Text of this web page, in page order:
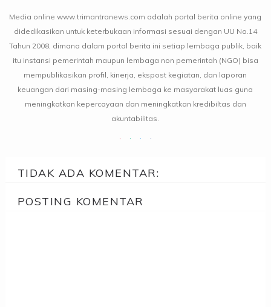
Media online www.trimantranews.com adalah portal berita online yang
didedikasikan untuk keterbukaan informasi sesuai dengan UU No.14
Tahun 2008, dimana dalam portal berita ini setiap lembaga publik, baik
itu instansi pemerintah maupun lembaga non pemerintah (NGO) bisa
mempublikasikan profil, kinerja, ekspost kegiatan, dan laporan
keuangan dari masing-masing lembaga ke masyarakat luas guna
meningkatkan kepercayaan dan meningkatkan kredibiltas dan
akuntabilitas.
TIDAK ADA KOMENTAR:
POSTING KOMENTAR